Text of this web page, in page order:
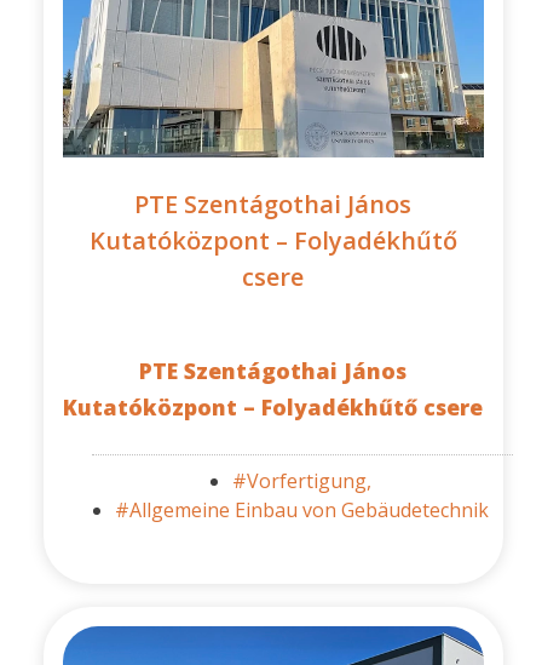
PTE Szentágothai János
Kutatóközpont – Folyadékhűtő
csere
PTE Szentágothai János
Kutatóközpont – Folyadékhűtő csere
#Vorfertigung,
#Allgemeine Einbau von Gebäudetechnik